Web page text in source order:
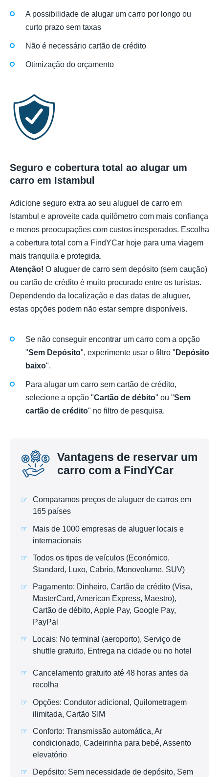
A possibilidade de alugar um carro por longo ou
curto prazo sem taxas
Não é necessário cartão de crédito
Otimização do orçamento
Seguro e cobertura total ao alugar um
carro em Istambul
Adicione seguro extra ao seu aluguel de carro em
Istambul e aproveite cada quilômetro com mais confiança
e menos preocupações com custos inesperados. Escolha
a cobertura total com a FindYCar hoje para uma viagem
mais tranquila e protegida.
Atenção! O aluguer de carro sem depósito (sem caução)
ou cartão de crédito é muito procurado entre os turistas.
Dependendo da localização e das datas de aluguer,
estas opções podem não estar sempre disponíveis.
Se não conseguir encontrar um carro com a opção
"Sem Depósito", experimente usar o filtro " Depósito
baixo".
Para alugar um carro sem cartão de crédito,
selecione a opção "Cartão de débito" ou "Sem
cartão de crédito" no filtro de pesquisa.
Vantagens de reservar um
carro com a FindYCar
Comparamos preços de aluguer de carros em
165 países
Mais de 1000 empresas de aluguer locais e
internacionais
Todos os tipos de veículos (Económico,
Standard, Luxo, Cabrio, Monovolume, SUV)
Pagamento: Dinheiro, Cartão de crédito (Visa,
MasterCard, American Express, Maestro),
Cartão de débito, Apple Pay, Google Pay,
PayPal
Locais: No terminal (aeroporto), Serviço de
shuttle gratuito, Entrega na cidade ou no hotel
Cancelamento gratuito até 48 horas antes da
recolha
Opções: Condutor adicional, Quilometragem
ilimitada, Cartão SIM
Conforto: Transmissão automática, Ar
condicionado, Cadeirinha para bebé, Assento
elevatório
Depósito: Sem necessidade de depósito, Sem